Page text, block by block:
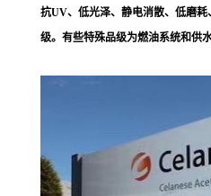
抗UV、低光泽、静电消散、低磨
级。有些特殊品级为燃油系统和供